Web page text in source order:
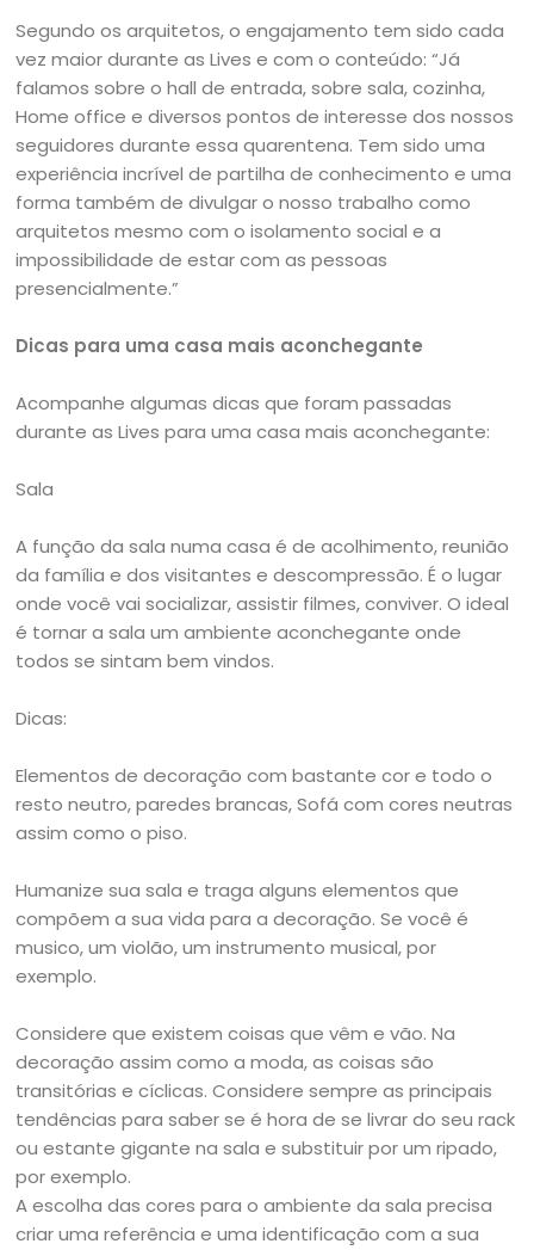
Segundo os arquitetos, o engajamento tem sido cada
vez maior durante as Lives e com o conteúdo: “Já
falamos sobre o hall de entrada, sobre sala, cozinha,
Home office e diversos pontos de interesse dos nossos
seguidores durante essa quarentena. Tem sido uma
experiência incrível de partilha de conhecimento e uma
forma também de divulgar o nosso trabalho como
arquitetos mesmo com o isolamento social e a
impossibilidade de estar com as pessoas
presencialmente.”
Dicas para uma casa mais aconchegante
Acompanhe algumas dicas que foram passadas
durante as Lives para uma casa mais aconchegante:
Sala
A função da sala numa casa é de acolhimento, reunião
da família e dos visitantes e descompressão. É o lugar
onde você vai socializar, assistir filmes, conviver. O ideal
é tornar a sala um ambiente aconchegante onde
todos se sintam bem vindos.
Dicas:
Elementos de decoração com bastante cor e todo o
resto neutro, paredes brancas, Sofá com cores neutras
assim como o piso.
Humanize sua sala e traga alguns elementos que
compõem a sua vida para a decoração. Se você é
musico, um violão, um instrumento musical, por
exemplo.
Considere que existem coisas que vêm e vão. Na
decoração assim como a moda, as coisas são
transitórias e cíclicas. Considere sempre as principais
tendências para saber se é hora de se livrar do seu rack
ou estante gigante na sala e substituir por um ripado,
por exemplo.
A escolha das cores para o ambiente da sala precisa
criar uma referência e uma identificação com a sua